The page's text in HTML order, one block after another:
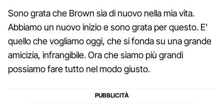
Sono grata che Brown sia di nuovo nella mia vita.
Abbiamo un nuovo inizio e sono grata per questo. E'
quello che vogliamo oggi, che si fonda su una grande
amicizia, infrangibile. Ora che siamo più grandi
possiamo fare tutto nel modo giusto.